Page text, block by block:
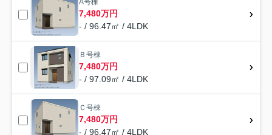
A号棟
7,480万円
- / 96.47㎡ / 4LDK
Ｂ号棟
7,480万円
- / 97.09㎡ / 4LDK
Ｃ号棟
7,480万円
- / 96.47㎡ / 4LDK